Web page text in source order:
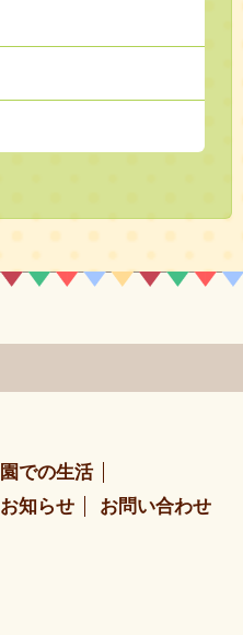
園での生活
お知らせ お問い合わせ